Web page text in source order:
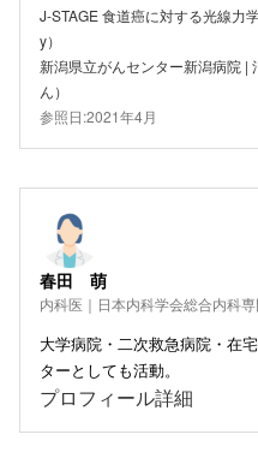
J-STAGE 食道癌に対する光線力
y）
新潟県立がんセンター新潟病院 |
ん）
参照日:2021年4月
春田 萌
内科医｜日本内科学会総合内科
大学病院・二次救急病院・在
ターとしても活動。
プロフィール詳細